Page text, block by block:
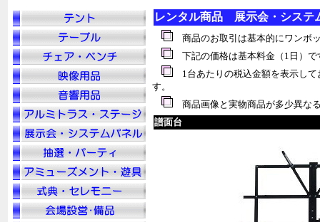
レンタル商品 展示会・システ
商品のお取引は基本的にワンボ
下記の価格は基本料金（1日）で
1台あたりの税込金額を表示して
す。
商品画像と実物商品が多少異な
譜面台